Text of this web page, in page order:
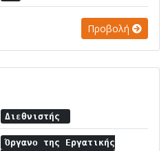
Προβολή
Διεθνιστής
Όργανο της Εργατικής